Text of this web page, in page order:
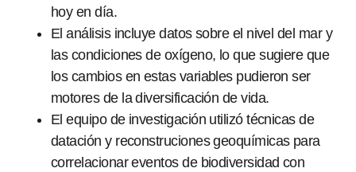
hoy en día.
El análisis incluye datos sobre el nivel del mar y
las condiciones de oxígeno, lo que sugiere que
los cambios en estas variables pudieron ser
motores de la diversificación de vida.
El equipo de investigación utilizó técnicas de
datación y reconstruciones geoquímicas para
correlacionar eventos de biodiversidad con